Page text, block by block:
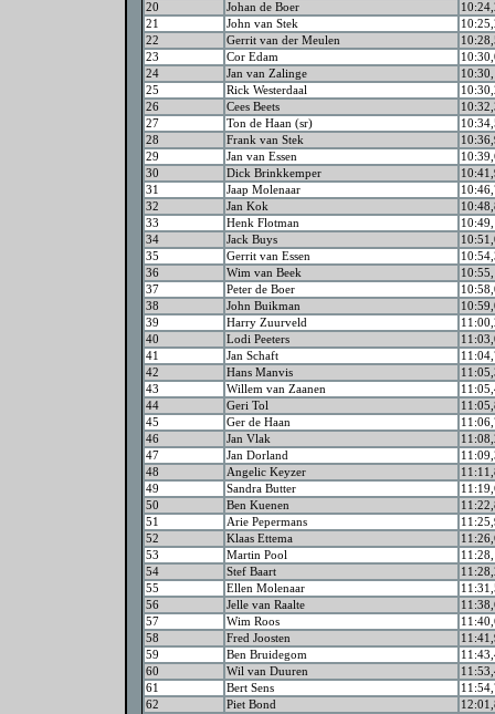
20
Johan de Boer
21
John van Stek
22
Gerrit van der Meulen
23
Cor Edam
24
Jan van Zalinge
25
Rick Westerdaal
26
Cees Beets
27
Ton de Haan (sr)
28
Frank van Stek
29
Jan van Essen
30
Dick Brinkkemper
31
Jaap Molenaar
32
Jan Kok
33
Henk Flotman
34
Jack Buys
35
Gerrit van Essen
36
Wim van Beek
37
Peter de Boer
38
John Buikman
39
Harry Zuurveld
40
Lodi Peeters
41
Jan Schaft
42
Hans Manvis
43
Willem van Zaanen
44
Geri Tol
45
Ger de Haan
46
Jan Vlak
47
Jan Dorland
48
Angelic Keyzer
49
Sandra Butter
50
Ben Kuenen
51
Arie Pepermans
52
Klaas Ettema
53
Martin Pool
54
Stef Baart
55
Ellen Molenaar
56
Jelle van Raalte
57
Wim Roos
58
Fred Joosten
59
Ben Bruidegom
60
Wil van Duuren
61
Bert Sens
62
Piet Bond